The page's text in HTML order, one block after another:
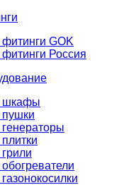
GOK
Россия
шкафы
пушки